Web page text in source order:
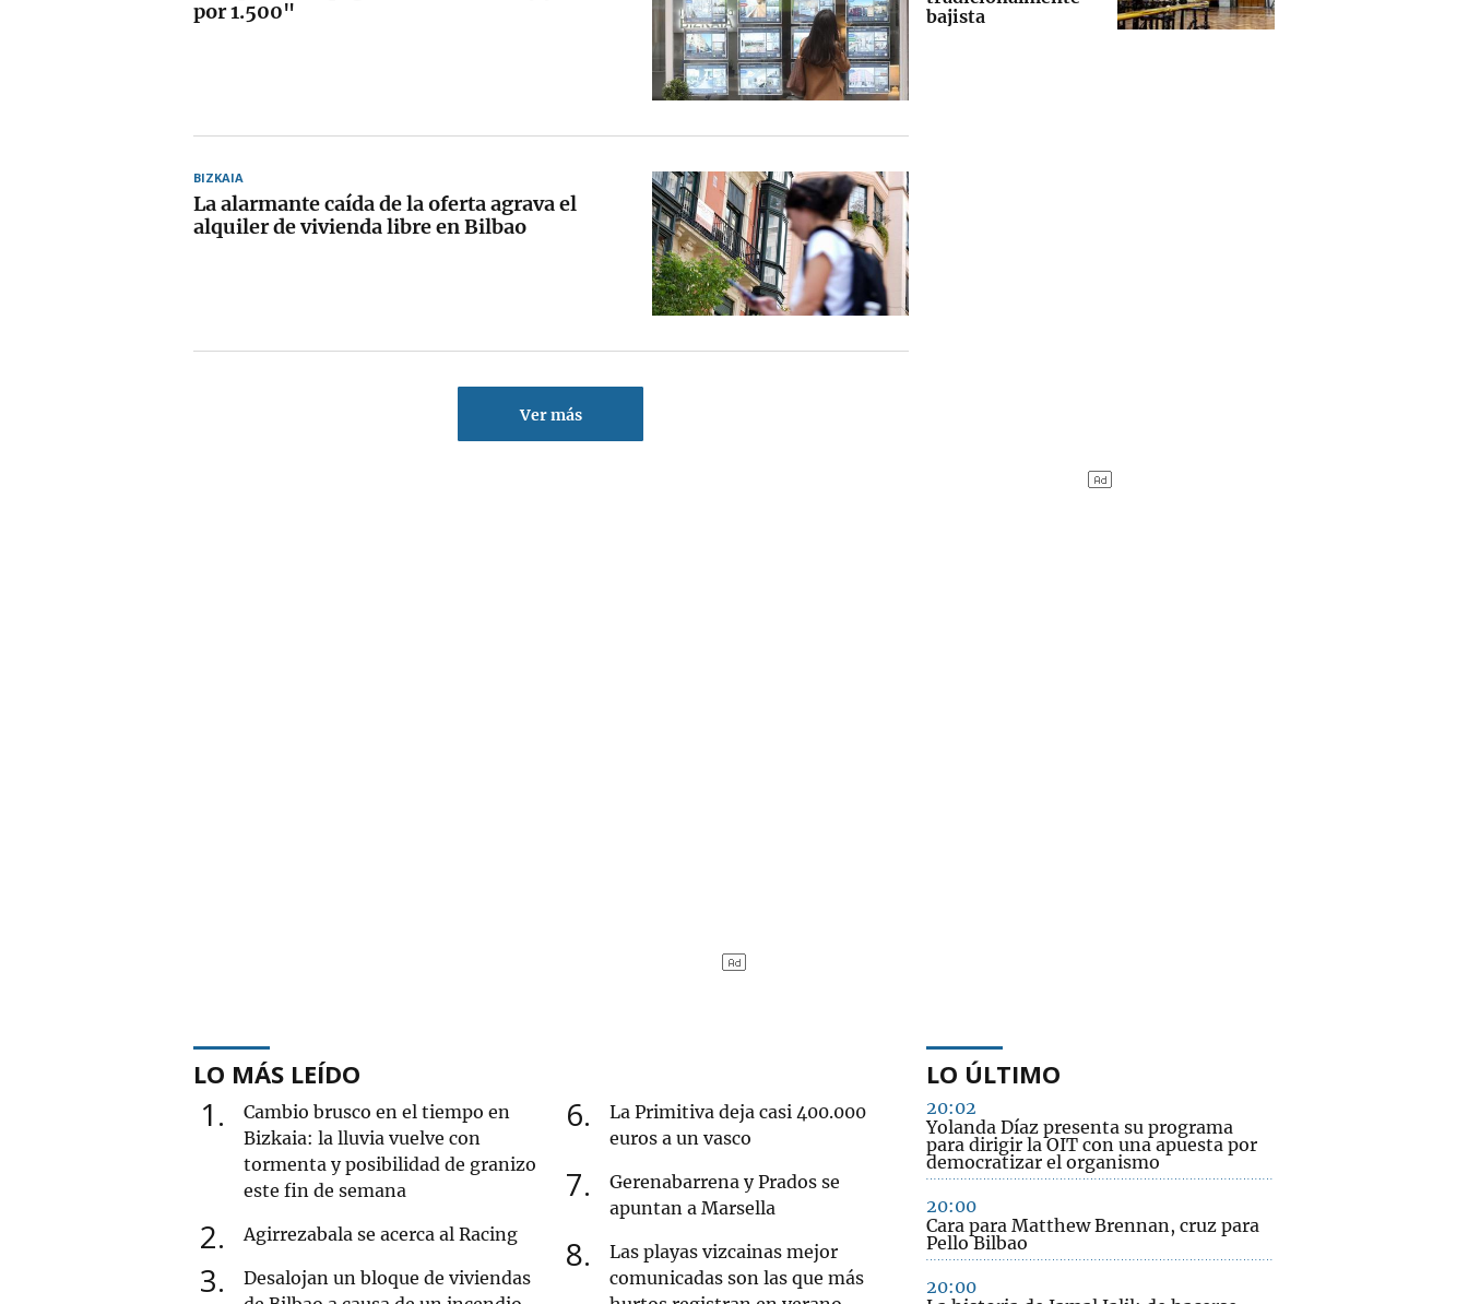
por 1.500"
BIZKAIA
La alarmante caída de la oferta agrava el
alquiler de vivienda libre en Bilbao
Ver más
bajista
LO MÁS LEÍDO
1
Cambio brusco en el tiempo en
Bizkaia: la lluvia vuelve con
tormenta y posibilidad de granizo
este fin de semana
2 Agirrezabala se acerca al Racing
3
Desalojan un bloque de viviendas
6
La Primitiva deja casi 400.000
euros a un vasco
7
Gerenabarrena y Prados se
apuntan a Marsella
8
Las playas vizcainas mejor
comunicadas son las que más
LO ÚLTIMO
20:02
Yolanda Díaz presenta su programa
para dirigir la OIT con una apuesta por
democratizar el organismo
20:00
Cara para Matthew Brennan, cruz para
Pello Bilbao
20:00